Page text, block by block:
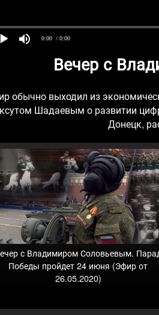
0:00 / 0:00
Вечер с
обычно выходил из
Шадаевым о развитии
Донецк,
с Владимиром Соловьевым.
Победы пройдет 24 июня (Эфир от
26.05.2020)